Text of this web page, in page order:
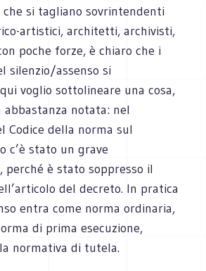
che si tagliano sovrintendenti
artistici, architetti, archivisti,
poche forze, è chiaro che i
silenzio/assenso si
voglio sottolineare una cosa,
notata: nel
Codice della norma sul
c’è stato un grave
perché è stato soppresso il
del decreto. In pratica
entra come norma ordinaria,
di prima esecuzione,
normativa di tutela.